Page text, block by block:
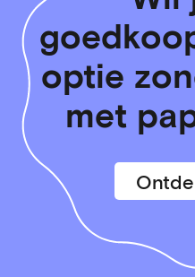
optie
met